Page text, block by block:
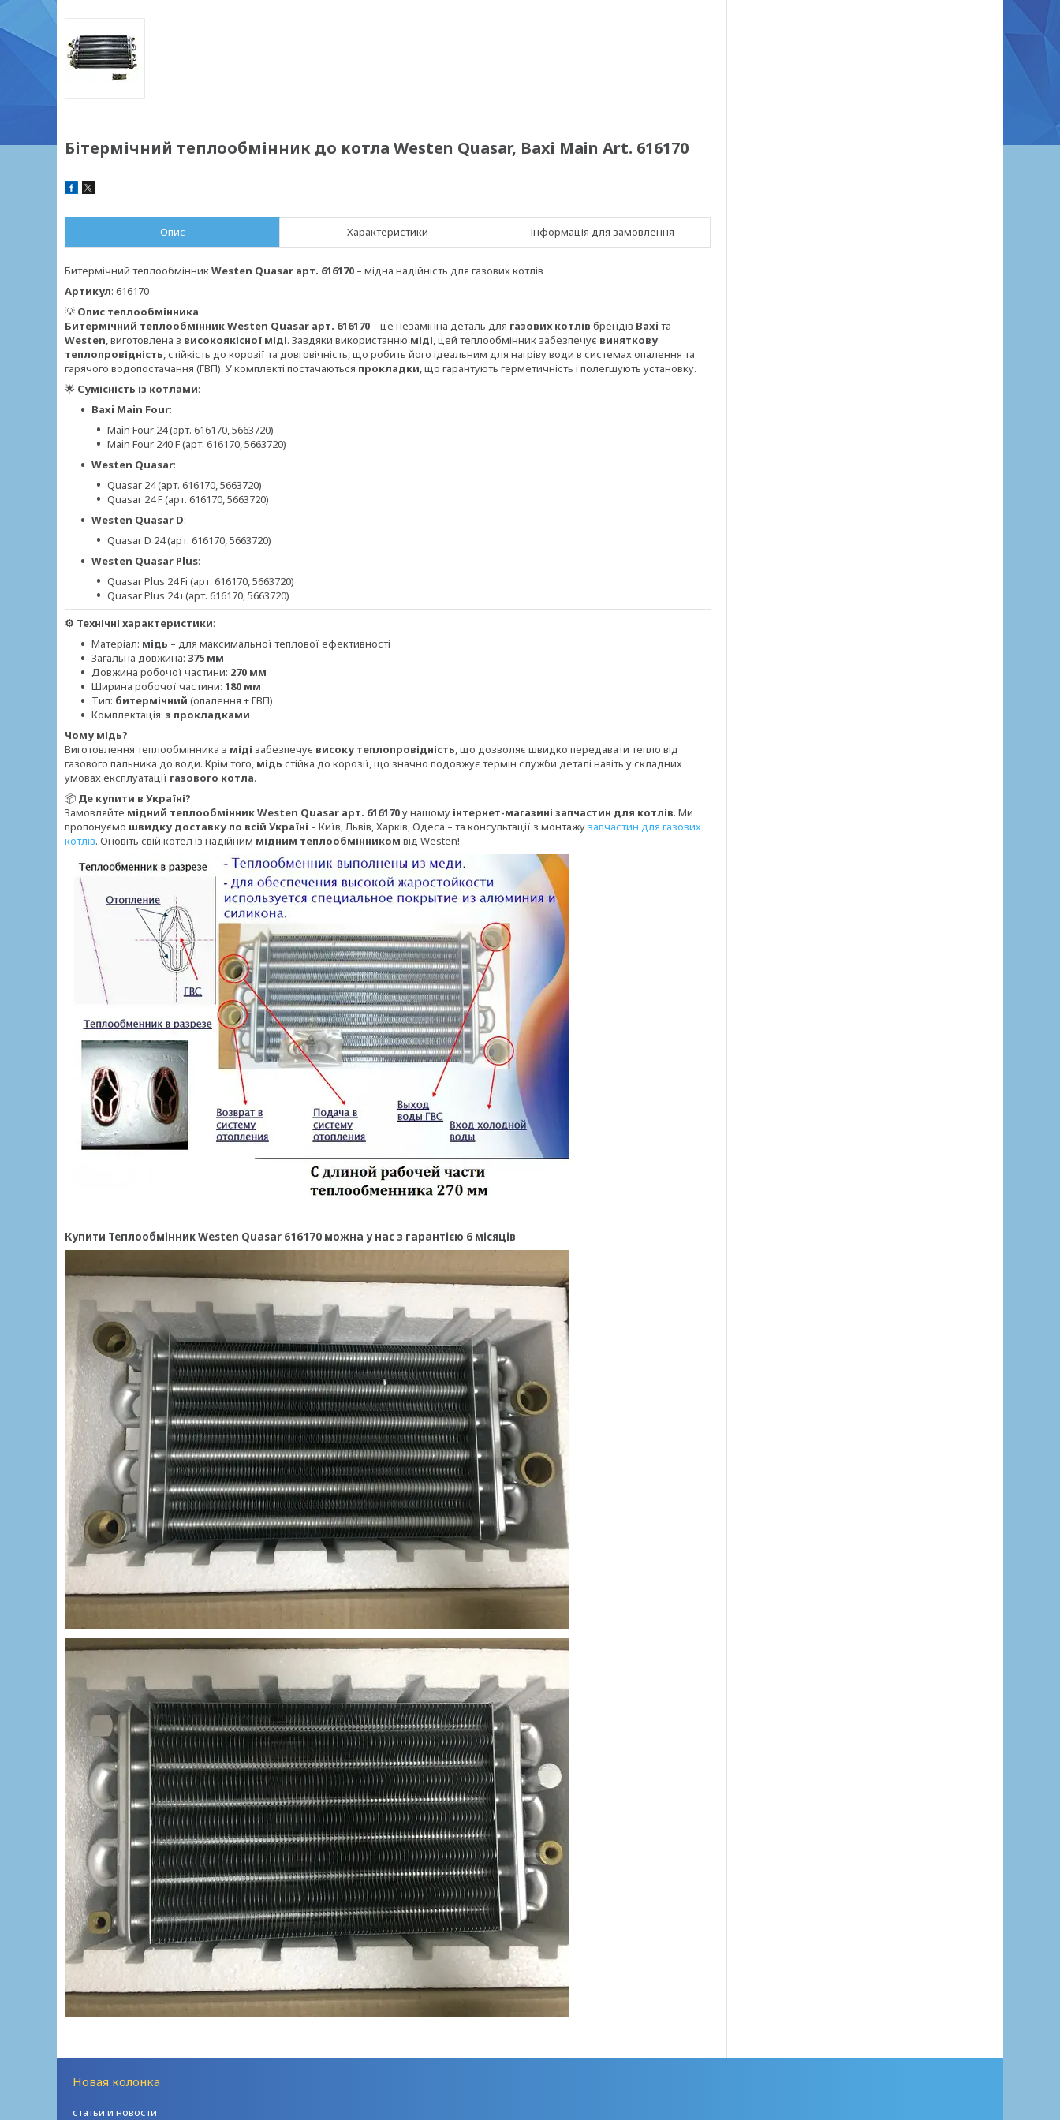
Бітермічний теплообмінник до котла Westen Quasar, Baxi Main Art. 616170
Опис Характеристики Інформація для замовлення
Битермічний теплообмінникWesten Quasar арт. 616170 – мідна надійність для газових котлів
Артикул: 616170
💡 Опис теплообмінника
Битермічний теплообмінник Westen Quasar арт. 616170 – це незамінна деталь для газових котлів брендів Baxi та
Westen, виготовлена з високоякісної міді. Завдяки використанню міді, цей теплообмінник забезпечує виняткову
теплопровідність, стійкість до корозії та довговічність, що робить його ідеальним для нагріву води в системах опалення та
гарячого водопостачання (ГВП). У комплекті постачаються прокладки, що гарантують герметичність і полегшують установку.
🌟 Сумісність із котлами:
Baxi Main Four:
Main Four 24 (арт. 616170, 5663720)
Main Four 240 F (арт. 616170, 5663720)
Westen Quasar:
Quasar 24 (арт. 616170, 5663720)
Quasar 24 F (арт. 616170, 5663720)
Westen Quasar D:
Quasar D 24 (арт. 616170, 5663720)
Westen Quasar Plus:
Quasar Plus 24 Fi (арт. 616170, 5663720)
Quasar Plus 24 i (арт. 616170, 5663720)
⚙️ Технічні характеристики:
Матеріал: мідь – для максимальної теплової ефективності
Загальна довжина: 375 мм
Довжина робочої частини: 270 мм
Ширина робочої частини: 180 мм
Тип: битермічний (опалення + ГВП)
Комплектація: з прокладками
Чому мідь?
Виготовлення теплообмінника з міді забезпечує високу теплопровідність, що дозволяє швидко передавати тепло від
газового пальника до води. Крім того, мідь стійка до корозії, що значно подовжує термін служби деталі навіть у складних
умовах експлуатації газового котла.
📦 Де купити в Україні?
Замовляйте мідний теплообмінник Westen Quasar арт. 616170у нашому інтернет-магазині запчастин для котлів. Ми
пропонуємо швидку доставку по всій Україні – Київ, Львів, Харків, Одеса – та консультації з монтажузапчастин для газових
котлів. Оновіть свій котел із надійним мідним теплообмінником від Westen!
Купити ТеплообмінникWesten Quasar 616170 можна у нас з гарантією 6 місяців
Новая колонка
статьи и новости